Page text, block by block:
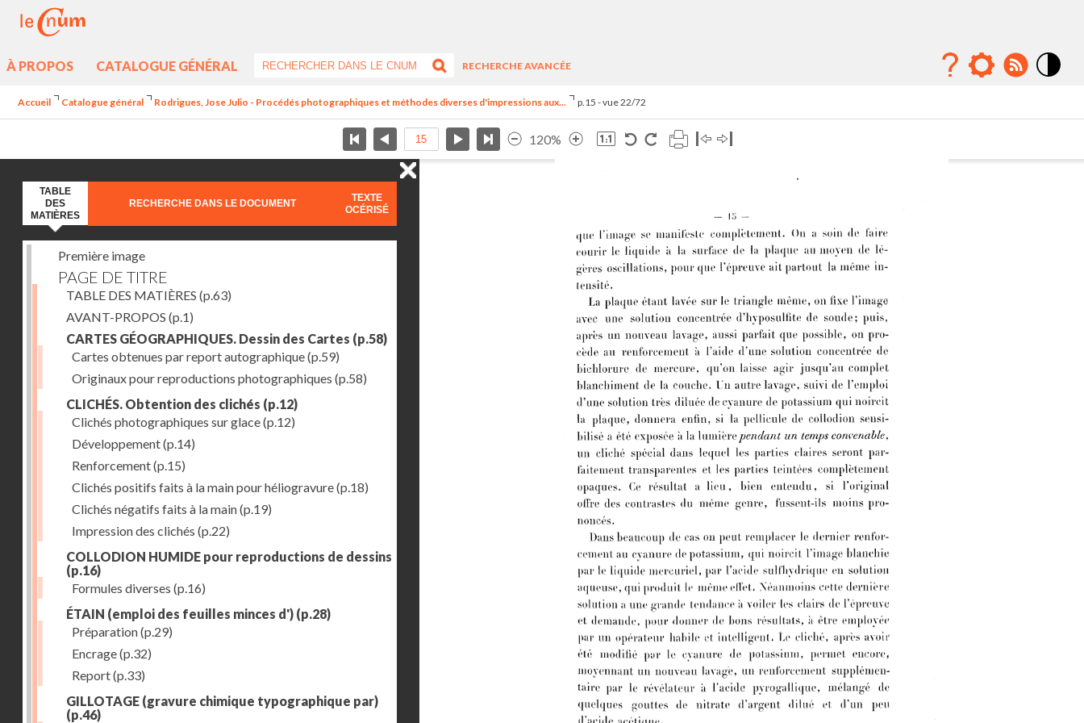
À PROPOS CATALOGUE GÉNÉRAL
RECHERCHE AVANCÉE
Accueil Catalogue général Rodrigues, Jose Julio - Procédés photographiques et méthodes diverses d'impressions aux... p.15 - vue 22/72
120%
TABLE
DES
MATIÈRES
RECHERCHE DANS LE DOCUMENT
TEXTE
OCÉRISÉ
Première image
PAGE DE TITRE
TABLE DES MATIÈRES (p.63)
AVANT-PROPOS (p.1)
CARTES GÉOGRAPHIQUES. Dessin des Cartes (p.58)
Cartes obtenues par report autographique(p.59)
Originaux pour reproductions photographiques (p.58)
CLICHÉS. Obtention des clichés (p.12)
Clichés photographiques sur glace(p.12)
Développement(p.14)
Renforcement(p.15)
Clichés positifs faits à la main pour héliogravure(p.18)
Clichés négatifs faits à la main(p.19)
Impression des clichés (p.22)
COLLODION HUMIDE pour reproductions de dessins
(p.16)
Formules diverses (p.16)
ÉTAIN (emploi des feuilles minces d') (p.28)
Préparation(p.29)
Encrage(p.32)
Report(p.33)
GILLOTAGE (gravure chimique typographique par)
(p.46)